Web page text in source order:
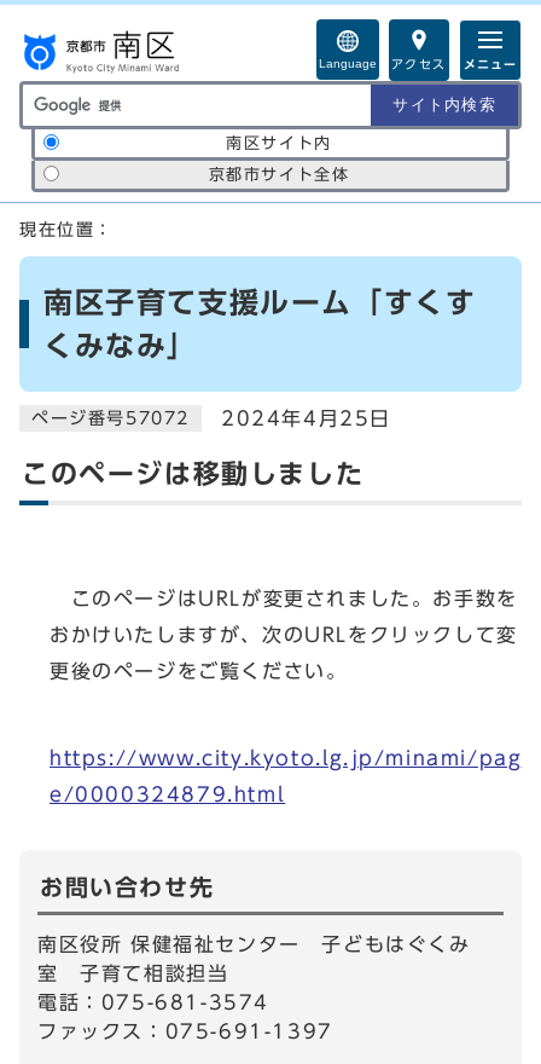
Language アクセス メニュー
サイト内検索の範囲
南区サイト内
京都市サイト全体
ここから本文です
現在位置：
南区子育て支援ルーム「すくす
くみなみ」
ページ番号57072 2024年4月25日
このページは移動しました
このページはURLが変更されました。お手数を
おかけいたしますが、次のURLをクリックして変
更後のページをご覧ください。
https://www.city.kyoto.lg.jp/minami/pag
e/0000324879.html
お問い合わせ先
南区役所 保健福祉センター 子どもはぐくみ
室 子育て相談担当
電話：075-681-3574
ファックス：075-691-1397